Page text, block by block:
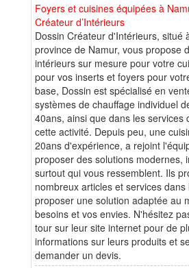
Foyers et cuisines équipées à
Créateur d’Intérieurs
Dossin Créateur d'Intérieurs, situé
province de Namur, vous propose
intérieurs sur mesure pour votre
pour vos inserts et foyers pour
base, Dossin est spécialisé en
systèmes de chauffage individuel
40ans, ainsi que dans les services
cette activité. Depuis peu, une
20ans d'expérience, a rejoint
proposer des solutions modernes,
surtout qui vous ressemblent. Ils
nombreux articles et services
proposer une solution adaptée au
besoins et vos envies. N'hésitez
tour sur leur site internet pour de
informations sur leurs produits et
demander un devis.